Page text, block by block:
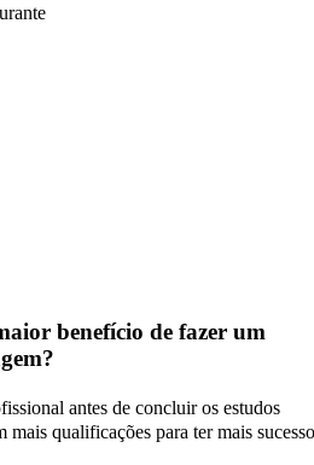
benefício de fazer um
antes de concluir os estudos
mais qualificações para ter mais sucesso